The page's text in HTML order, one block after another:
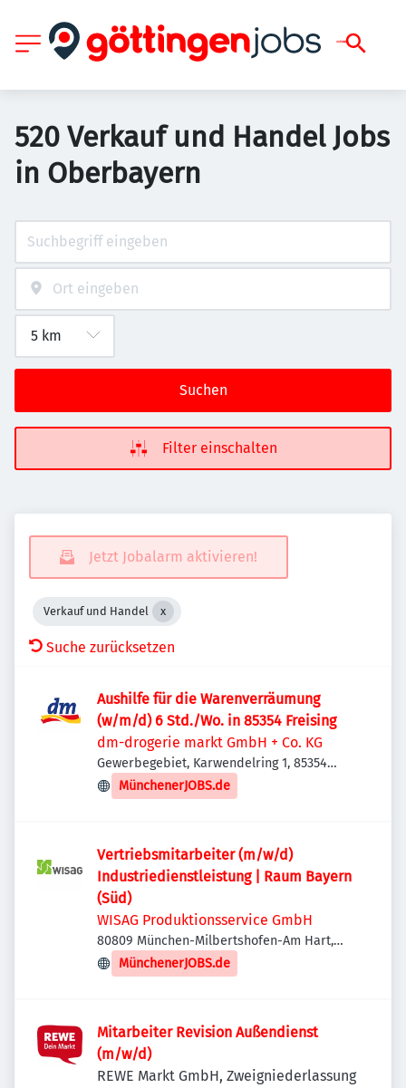
520 Verkauf und Handel Jobs
in Oberbayern
Suchen
Filter einschalten
Jetzt Jobalarm aktivieren!
Verkauf und Handel
Suche zurücksetzen
Aushilfe für die Warenverräumung
(w/m/d) 6 Std./Wo. in 85354 Freising
dm-drogerie markt GmbH + Co. KG
Gewerbegebiet, Karwendelring 1, 85354
Freising, Deutschland
MünchenerJOBS.de
Vertriebsmitarbeiter (m/w/d)
Industriedienstleistung | Raum Bayern
(Süd)
WISAG Produktionsservice GmbH
80809 München-Milbertshofen-Am Hart,
Deutschland
MünchenerJOBS.de
Mitarbeiter Revision Außendienst
(m/w/d)
REWE Markt GmbH, Zweigniederlassung